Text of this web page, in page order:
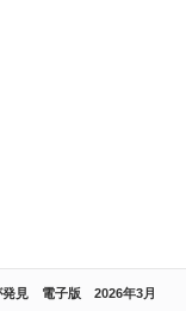
発見 電子版 2026年3月